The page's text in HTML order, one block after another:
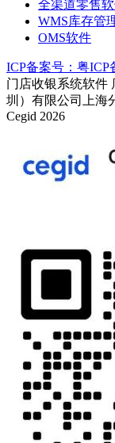
全渠道零售
WMS库存管
OMS软件
ICP备案号：粤ICP
门店收银系统软件
圳）有限公司上海
Cegid 2026